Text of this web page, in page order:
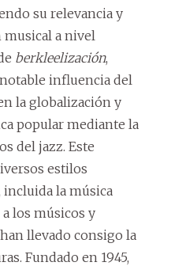
su relevancia y
musical a nivel
berkleelización,
influencia del
la globalización y
popular mediante la
del jazz. Este
estilos
la música
los músicos y
llevado consigo la
Fundado en 1945,